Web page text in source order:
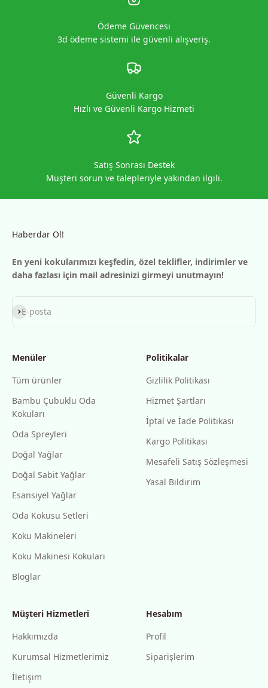
Ödeme Güvencesi
3d ödeme sistemi ile güvenli alışveriş.
Güvenli Kargo
Hızlı ve Güvenli Kargo Hizmeti
Satış Sonrası Destek
Müşteri sorun ve talepleriyle yakından ilgili.
Haberdar Ol!
En yeni kokularımızı keşfedin, özel teklifler, indirimler ve
daha fazlası için mail adresinizi girmeyi unutmayın!
E-posta
Abone ol
Menüler
Tüm ürünler
Bambu Çubuklu Oda
Kokuları
Oda Spreyleri
Doğal Yağlar
Doğal Sabit Yağlar
Esansiyel Yağlar
Oda Kokusu Setleri
Koku Makineleri
Koku Makinesi Kokuları
Bloglar
Politikalar
Gizlilik Politikası
Hizmet Şartları
İptal ve İade Politikası
Kargo Politikası
Mesafeli Satış Sözleşmesi
Yasal Bildirim
Müşteri Hizmetleri
Hakkımızda
Kurumsal Hizmetlerimiz
İletişim
Hesabım
Profil
Siparişlerim